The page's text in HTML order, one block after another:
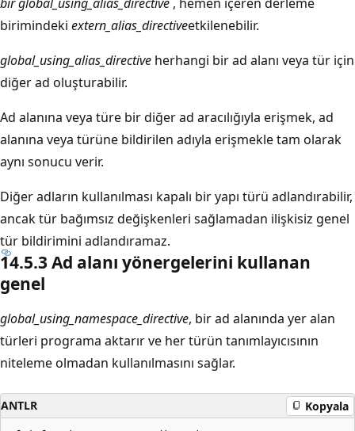
birimindeki extern_alias_directiveetkilenebilir.
global_using_alias_directive herhangi bir ad alanı veya tür için
diğer ad oluşturabilir.
Ad alanına veya türe bir diğer ad aracılığıyla erişmek, ad
alanına veya türüne bildirilen adıyla erişmekle tam olarak
aynı sonucu verir.
Diğer adların kullanılması kapalı bir yapı türü adlandırabilir,
ancak tür bağımsız değişkenleri sağlamadan ilişkisiz genel
tür bildirimini adlandıramaz.
14.5.3 Ad alanı yönergelerini kullanan
genel
global_using_namespace_directive, bir ad alanında yer alan
türleri programa aktarır ve her türün tanımlayıcısının
niteleme olmadan kullanılmasını sağlar.
ANTLR Kopyala